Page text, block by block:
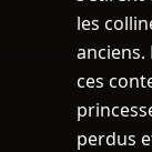
les
anciens.
ces
perdus